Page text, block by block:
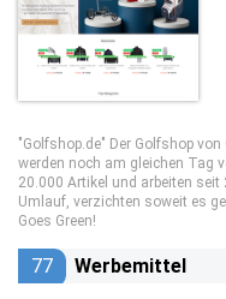
"Golfshop.de" Der Golfshop
werden noch am gleichen Tag
20.000 Artikel und arbeiten
Umlauf, verzichten soweit es
Goes Green!
77 Werbemittel